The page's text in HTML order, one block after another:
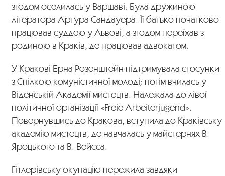
згодом оселилась у Варшаві. Була дружиною
літератора Артура Сандауера. Її батько початково
працював суддею у Львові, а згодом переїхав з
родиною в Краків, де працював адвокатом.
У Кракові Ерна Розенштейн підтримувала стосунки
з Спілкою комуністичної молоді; потім вчилась у
Віденській Академії мистецтв. Належала до лівої
політичної організації «Freie Arbeiterjugend».
Повернувшись до Кракова, вступила до Краківську
академію мистецтв, де навчалась у майстернях В.
Яроцького та В. Вейсса.
Гітлерівську окупацію пережила завдяки